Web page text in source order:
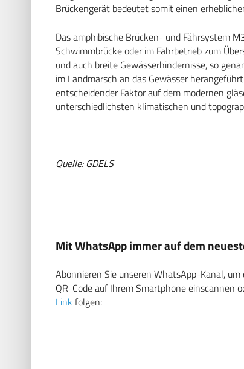
Brückengerät bedeutet somit einen
Das amphibische Brücken- und Fährsystem
Schwimmbrücke oder im Fährbetrieb zum
und auch breite Gewässerhindernisse, so
im Landmarsch an das Gewässer
entscheidender Faktor auf dem modernen
unterschiedlichsten klimatischen und
Quelle: GDELS
Mit WhatsApp immer auf dem
Abonnieren Sie unseren WhatsApp-Kanal,
QR-Code auf Ihrem Smartphone einscannen
Link folgen: